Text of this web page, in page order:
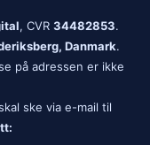
, CVR 34482853.
Danmark.
på adressen er ikke
ske via e-mail til